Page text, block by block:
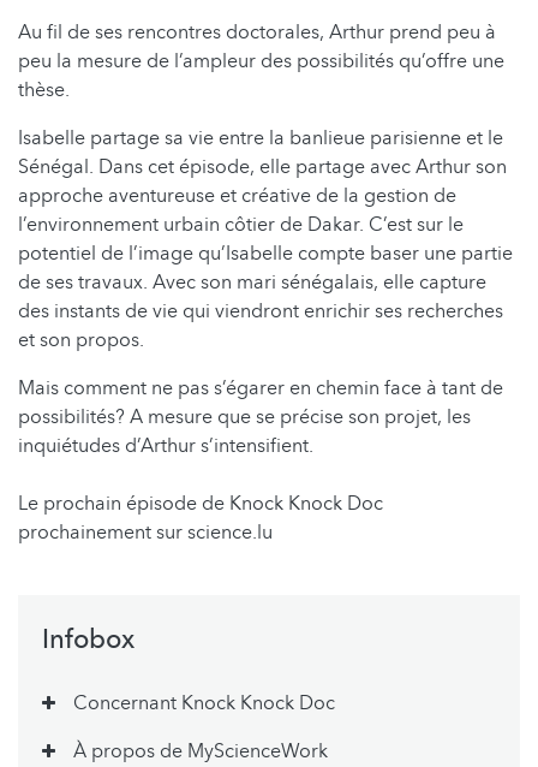
Au fil de ses rencontres doctorales, Arthur prend peu à
peu la mesure de l’ampleur des possibilités qu’offre une
thèse.
Isabelle partage sa vie entre la banlieue parisienne et le
Sénégal. Dans cet épisode, elle partage avec Arthur son
approche aventureuse et créative de la gestion de
l’environnement urbain côtier de Dakar. C’est sur le
potentiel de l’image qu’Isabelle compte baser une partie
de ses travaux. Avec son mari sénégalais, elle capture
des instants de vie qui viendront enrichir ses recherches
et son propos.
Mais comment ne pas s’égarer en chemin face à tant de
possibilités? A mesure que se précise son projet, les
inquiétudes d’Arthur s’intensifient.
Le prochain épisode de Knock Knock Doc
prochainement sur science.lu
Infobox
Concernant Knock Knock Doc
À propos de MyScienceWork